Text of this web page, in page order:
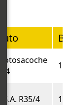
Auto
Motosacoche
414
B.S.A. R35/4